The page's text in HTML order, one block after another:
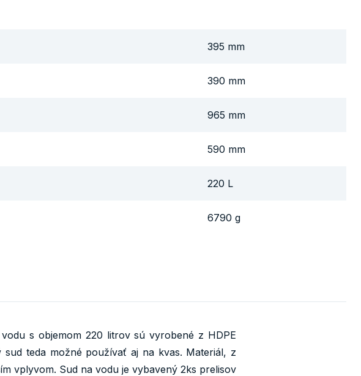
395 mm
390 mm
965 mm
590 mm
220 L
6790 g
s objemom 220 litrov sú vyrobené z HDPE
teda možné používať aj na kvas. Materiál, z
vplyvom. Sud na vodu je vybavený 2ks prelisov